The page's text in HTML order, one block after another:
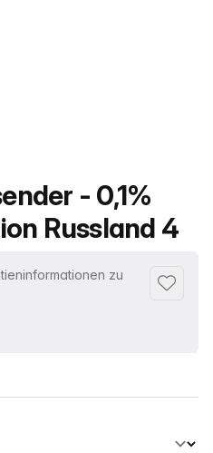
- 0,1%
Russland 4
zu
Zu
aus